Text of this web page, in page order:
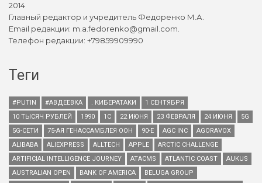
2014
Главный редактор и учредитель Федоренко М.А.
Email редакции: m.a.fedorenko@gmail.com.
Телефон редакции: +79859909990
Теги
#PUTIN #АВДЕЕВКА . КИБЕРАТАКИ
1 СЕНТЯБРЯ
10 ТЫСЯЧ РУБЛЕЙ
1990 1С 22 ИЮНЯ 23 ФЕВРАЛЯ 24 ИЮНЯ
5G
5G-СЕТИ
75-АЯ ГЕНАССАМБЛЕЯ ООН 90-Е AGC INC
AGORAVOX
ALIBABA
ALIEXPRESS ALLTECH APPLE
ARCTIC CHALLENGE
ARTIFICIAL INTELLIGENCE JOURNEY
ATACMS ATLANTIC COAST
AUKUS
AUSTRALIAN OPEN
BANK OF AMERICA
BELUGA GROUP